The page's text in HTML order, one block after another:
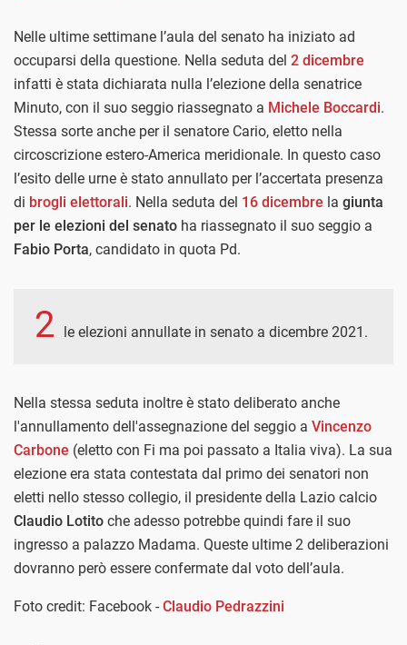
Nelle ultime settimane l’aula del senato ha iniziato ad
occuparsi della questione. Nella seduta del 2 dicembre
infatti è stata dichiarata nulla l’elezione della senatrice
Minuto, con il suo seggio riassegnato a Michele Boccardi.
Stessa sorte anche per il senatore Cario, eletto nella
circoscrizione estero-America meridionale. In questo caso
l’esito delle urne è stato annullato per l’accertata presenza
di brogli elettorali. Nella seduta del 16 dicembre la giunta
per le elezioni del senato ha riassegnato il suo seggio a
Fabio Porta, candidato in quota Pd.
2 le elezioni annullate in senato a dicembre 2021.
Nella stessa seduta inoltre è stato deliberato anche
l'annullamento dell'assegnazione del seggio a Vincenzo
Carbone (eletto con Fi ma poi passato a Italia viva). La sua
elezione era stata contestata dal primo dei senatori non
eletti nello stesso collegio, il presidente della Lazio calcio
Claudio Lotito che adesso potrebbe quindi fare il suo
ingresso a palazzo Madama. Queste ultime 2 deliberazioni
dovranno però essere confermate dal voto dell’aula.
Foto credit: Facebook - Claudio Pedrazzini